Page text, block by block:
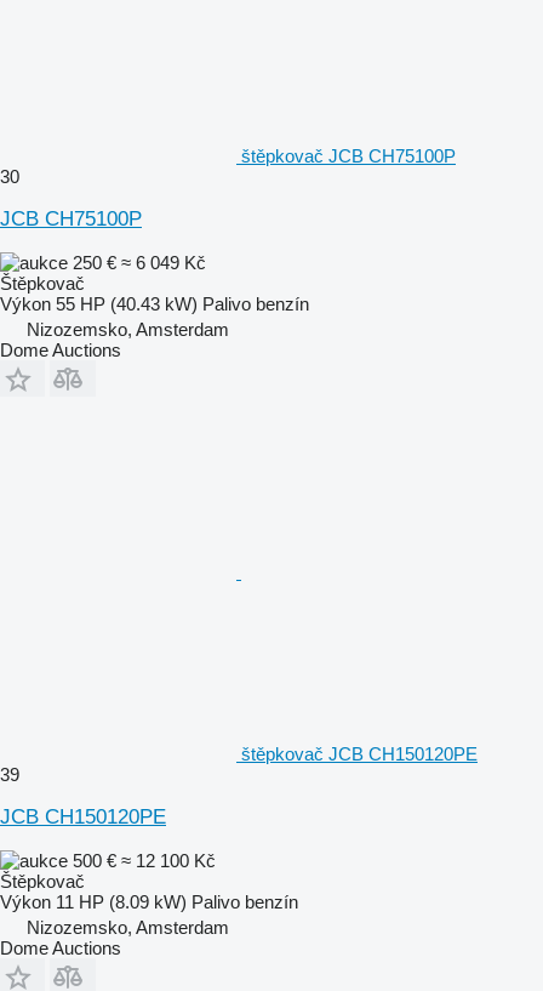
štěpkovač JCB CH75100P
30
JCB CH75100P
250 € ≈ 6 049 Kč
Štěpkovač
Výkon 55 HP (40.43 kW) Palivo benzín
Nizozemsko, Amsterdam
Dome Auctions
štěpkovač JCB CH150120PE
39
JCB CH150120PE
500 € ≈ 12 100 Kč
Štěpkovač
Výkon 11 HP (8.09 kW) Palivo benzín
Nizozemsko, Amsterdam
Dome Auctions